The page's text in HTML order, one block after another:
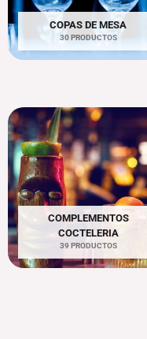
COPAS DE MESA
30 PRODUCTOS
COMPLEMENTOS
COCTELERIA
39 PRODUCTOS